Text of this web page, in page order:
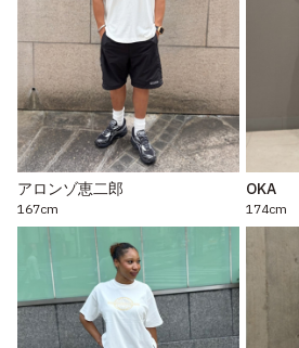
アロンゾ恵二郎
167cm
OKA
174cm